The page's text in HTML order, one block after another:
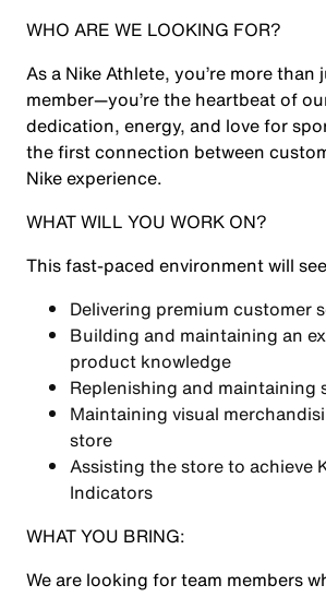
WHO ARE WE LOOKING FOR?
As a Nike Athlete, you’re more than
member—you’re the heartbeat of
dedication, energy, and love for
the first connection between
Nike experience.
WHAT WILL YOU WORK ON?
This fast-paced environment will
Delivering premium customer
Building and maintaining an
product knowledge
Replenishing and maintaining
Maintaining visual
store
Assisting the store to achieve
Indicators
WHAT YOU BRING:
We are looking for team members